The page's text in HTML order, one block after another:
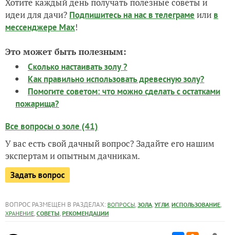
идеи для дачи? Подпишитесь на нас в телеграме или в
мессенджере Max!
Это может быть полезным:
Сколько настаивать золу ?
Как правильно использовать древесную золу?
Помогите советом: что можно сделать с остатками
пожарища?
Все вопросы о золе (41)
У вас есть свой дачный вопрос? Задайте его нашим
экспертам и опытным дачникам.
Задать вопрос
ВОПРОС РАЗМЕЩЕН В РАЗДЕЛАХ: ВОПРОСЫ, ЗОЛА, УГЛИ, ИСПОЛЬЗОВАНИЕ,
ХРАНЕНИЕ, СОВЕТЫ, РЕКОМЕНДАЦИИ